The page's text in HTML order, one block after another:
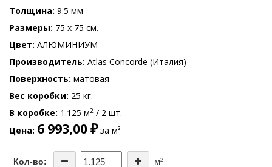
Толщина 9.5 мм
Размеры 75 x 75 см.
Цвет АЛЮМИНИУМ
Производитель Atlas Concorde (Италия)
Поверхность матовая
Вес коробки 25 кг.
В коробке 1.125 м2 / 2 шт.
Цена 6 993,00 ₽за м²
Кол-во:
м²